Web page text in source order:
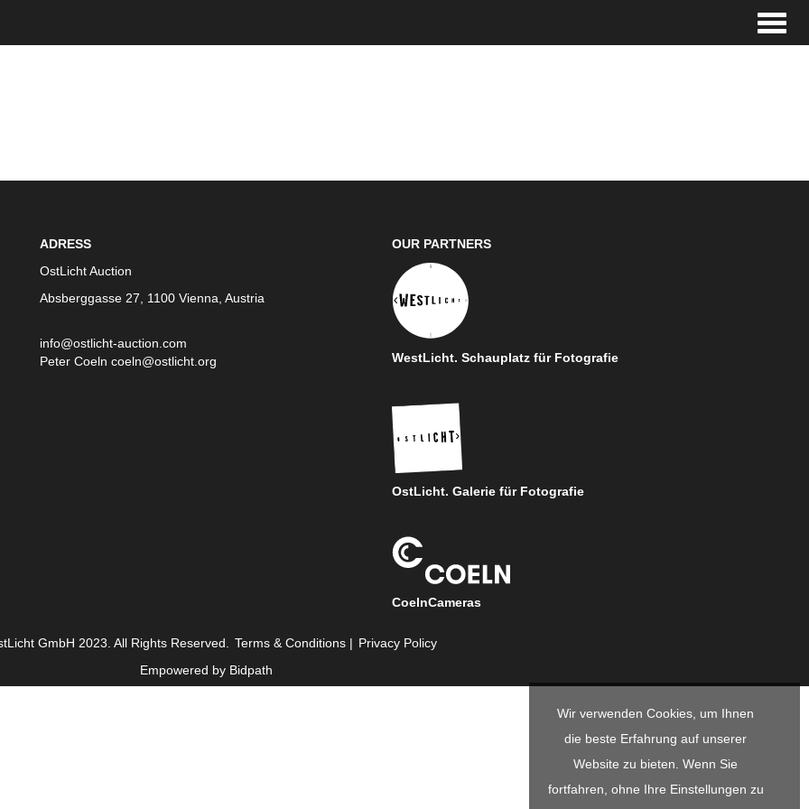
ADRESS
OstLicht Auction
Absberggasse 27, 1100 Vienna, Austria
info@ostlicht-auction.com
Peter Coeln coeln@ostlicht.org
OUR PARTNERS
WestLicht. Schauplatz für Fotografie
OstLicht. Galerie für Fotografie
CoelnCameras
GmbH 2023. All Rights Reserved. Terms & Conditions| Privacy Policy
Empowered by Bidpath
Wir verwenden Cookies, um Ihnen
die beste Erfahrung auf unserer
Website zu bieten. Wenn Sie
fortfahren, ohne Ihre Einstellungen zu